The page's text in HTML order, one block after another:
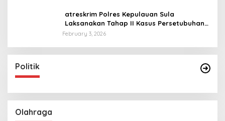
atreskrim Polres Kepulauan Sula
Laksanakan Tahap II Kasus Persetubuhan
Anak
February 3, 2026
Politik
Olahraga